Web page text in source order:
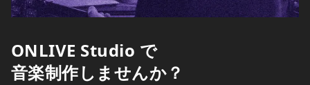
ONLIVE Studio で
音楽制作しませんか？